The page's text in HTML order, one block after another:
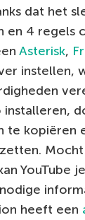
dat het
en 4 regels
Asterisk,
instellen,
installeren,
te kopiëren
YouTube
heeft een